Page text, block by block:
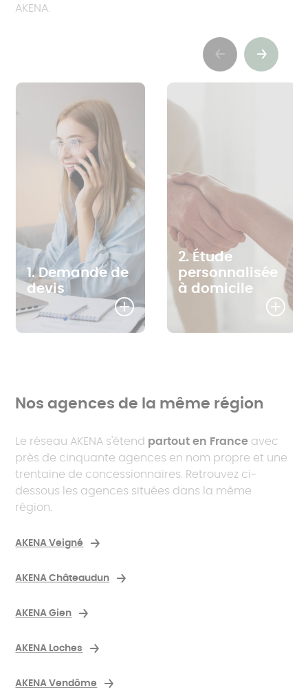
AKENA.
PreviousSuivant
1. Demande de
devis
2. Étude
personnalisée
à domicile
Nos agences de la même région
Le réseau AKENA s'étend partout en France avec
près de cinquante agences en nom propre et une
trentaine de concessionnaires. Retrouvez ci-
dessous les agences situées dans la même
région.
AKENA Veigné
AKENA Châteaudun
AKENA Gien
AKENA Loches
AKENA Vendôme